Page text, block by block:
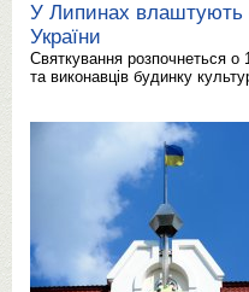
У Липинах влаштують
України
Святкування розпочнеться о
та виконавців будинку